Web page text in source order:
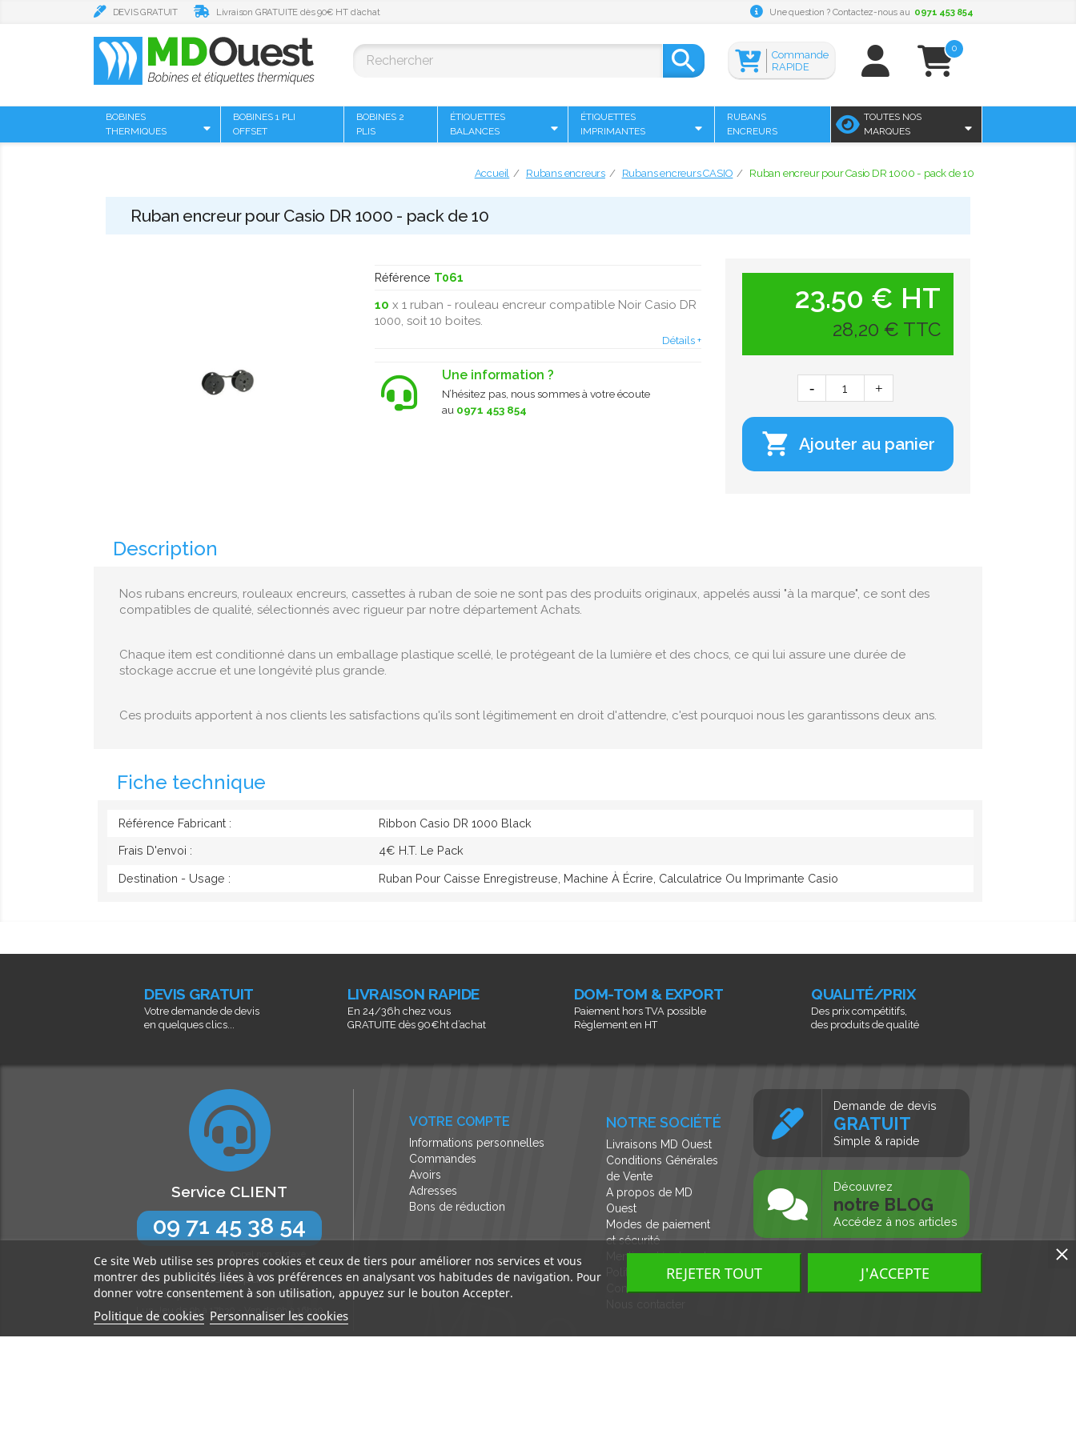
DEVIS GRATUIT Livraison GRATUITE dès 90€ HT d’achat Une question ? Contactez-nous au 0971 453 854
 0
Commande
RAPIDE
BOBINES
THERMIQUES
BOBINES 1 PLI
OFFSET
BOBINES 2
PLIS
ÉTIQUETTES
BALANCES
ÉTIQUETTES
IMPRIMANTES
RUBANS
ENCREURS
TOUTES NOS
MARQUES
Accueil Rubans encreurs Rubans encreurs CASIO Ruban encreur pour Casio DR 1000 - pack de 10
Ruban encreur pour Casio DR 1000 - pack de 10
Référence T061
10 x 1 ruban - rouleau encreur compatible Noir Casio DR
1000, soit 10 boites.
Détails +
Une information ?
N’hésitez pas, nous sommes à votre écoute
au 0971 453 854
23.50 € HT
28,20 € TTC
 Ajouter au panier
Description
Nos rubans encreurs, rouleaux encreurs, cassettes à ruban de soie ne sont pas des produits originaux, appelés aussi "à la marque", ce sont des
compatibles de qualité, sélectionnés avec rigueur par notre département Achats.
Chaque item est conditionné dans un emballage plastique scellé, le protégeant de la lumière et des chocs, ce qui lui assure une durée de
stockage accrue et une longévité plus grande.
Ces produits apportent à nos clients les satisfactions qu'ils sont légitimement en droit d'attendre, c'est pourquoi nous les garantissons deux ans.
Fiche technique
Référence Fabricant : Ribbon Casio DR 1000 Black
Frais D'envoi : 4€ H.T. Le Pack
Destination - Usage : Ruban Pour Caisse Enregistreuse, Machine À Écrire, Calculatrice Ou Imprimante Casio
DEVIS GRATUIT
Votre demande de devis
en quelques clics...
LIVRAISON RAPIDE
En 24/36h chez vous
GRATUITE dès 90€ht d’achat
DOM-TOM & EXPORT
Paiement hors TVA possible
Règlement en HT
QUALITÉ/PRIX
Des prix compétitifs,
des produits de qualité
NOTRE SOCIÉTÉ
Livraisons MD Ouest
Conditions Générales
de Vente
A propos de MD
Ouest
Modes de paiement
et sécurité
Mentions légales et
Politique de
Confidentialité
VOTRE COMPTE
Informations personnelles
Commandes
Avoirs
Adresses
Bons de réduction
Service CLIENT
09 71 45 38 54
N’hésitez pas !
Nos experts sont à votre écoute
Lun-Jeu de 9h à 17h30 - Ven de 9h à 16h30
Demande de devis
GRATUIT
Simple & rapide
Découvrez
notre BLOG
Accédez à nos articles
Ce site Web utilise ses propres cookies et ceux de tiers pour améliorer nos services et vous
montrer des publicités liées à vos préférences en analysant vos habitudes de navigation. Pour
donner votre consentement à son utilisation, appuyez sur le bouton Accepter.
Politique de cookies Personnaliser les cookies
REJETER TOUT J'ACCEPTE